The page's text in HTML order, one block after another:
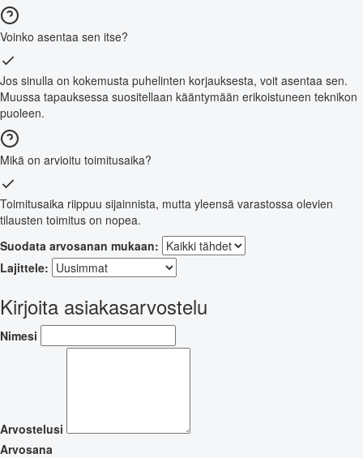
Voinko asentaa sen itse?
Jos sinulla on kokemusta puhelinten korjauksesta, voit asentaa sen.
Muussa tapauksessa suositellaan kääntymään erikoistuneen teknikon
puoleen.
Mikä on arvioitu toimitusaika?
Toimitusaika riippuu sijainnista, mutta yleensä varastossa olevien
tilausten toimitus on nopea.
Suodata arvosanan mukaan:
Lajittele:
Kirjoita asiakasarvostelu
Nimesi
Arvostelusi
Arvosana